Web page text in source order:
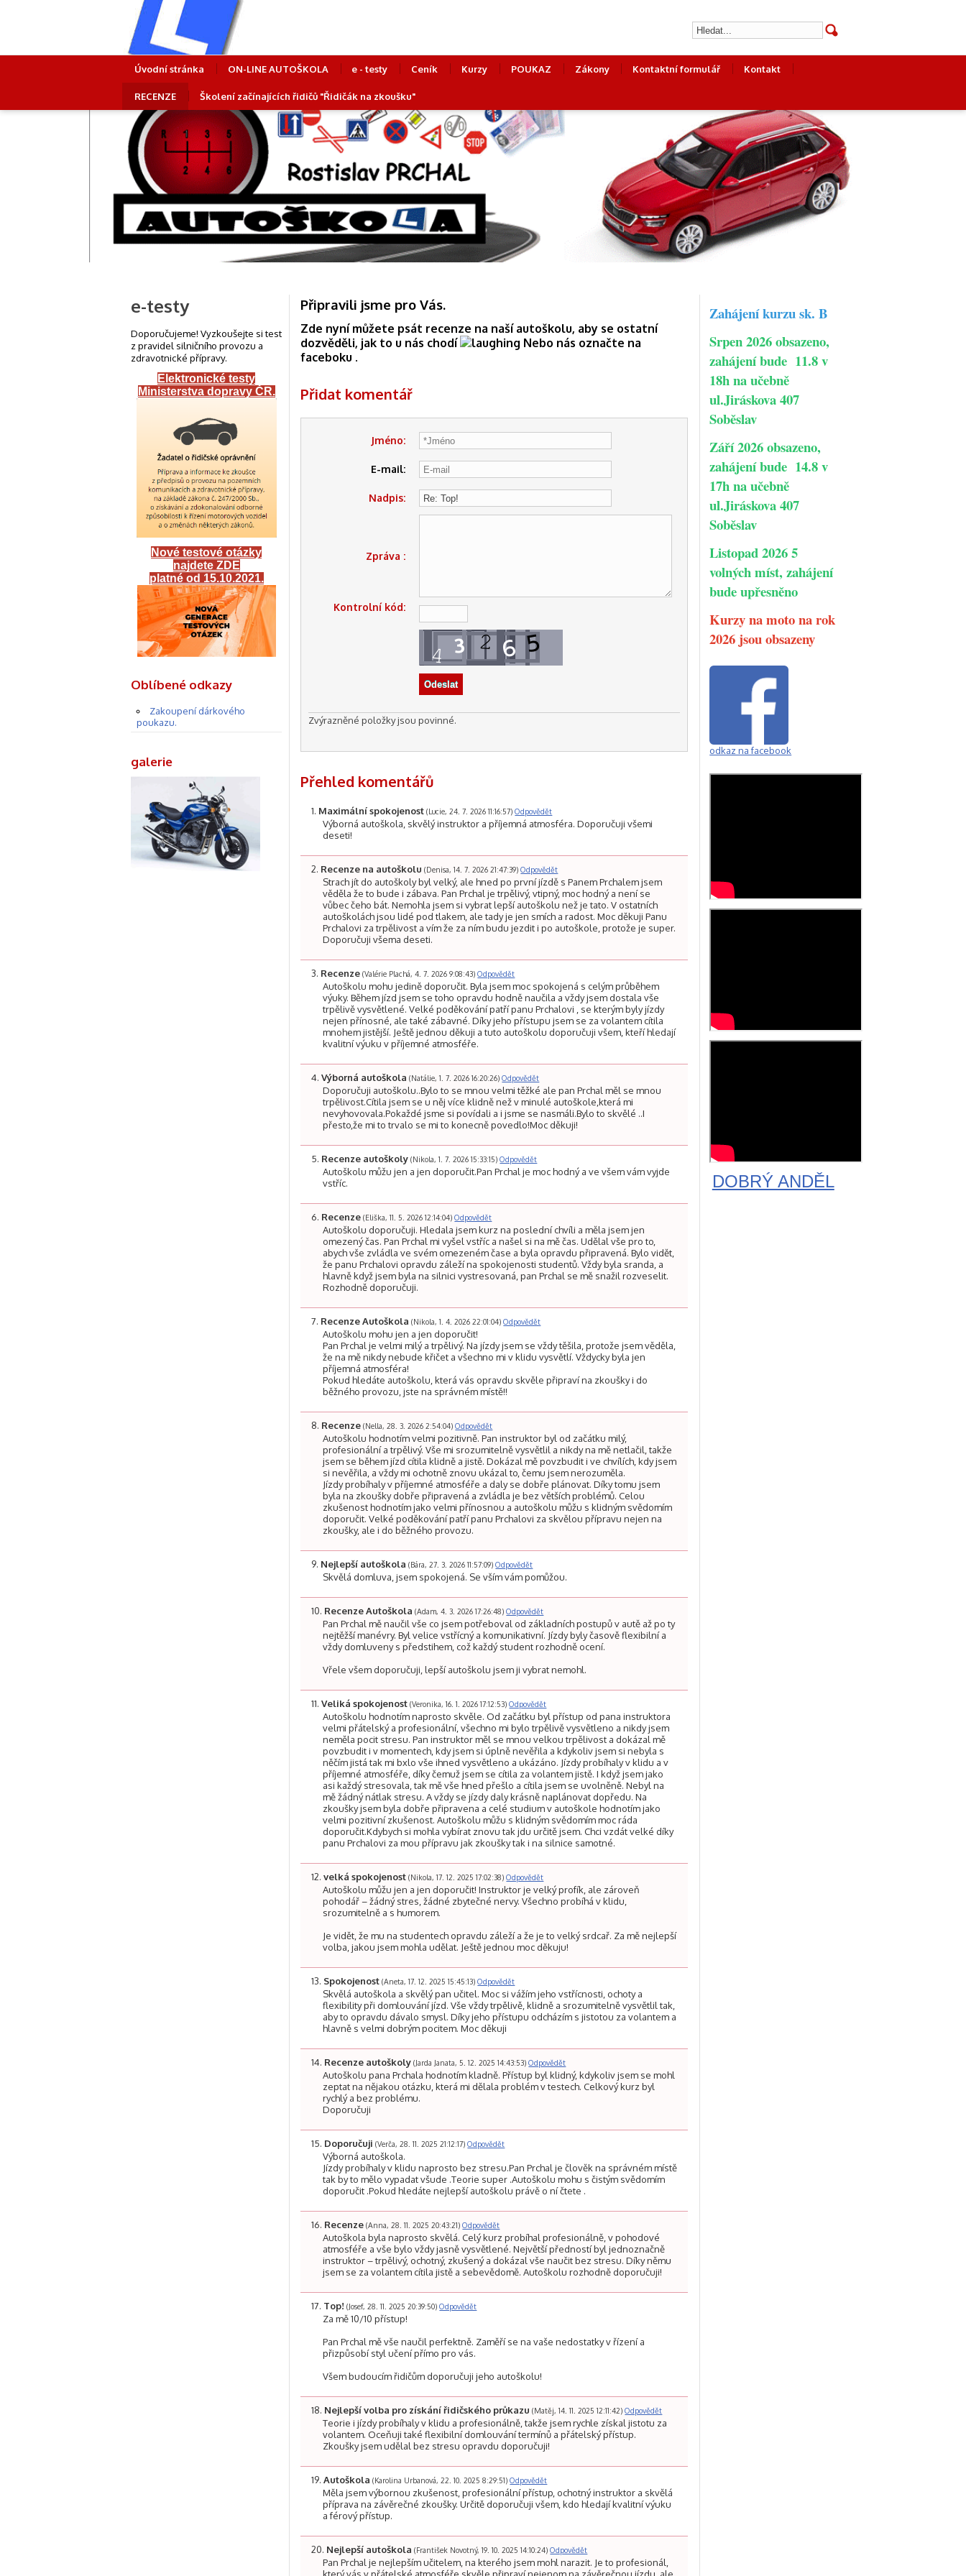
Úvodní stránka ON-LINE AUTOŠKOLA e - testy Ceník Kurzy POUKAZ Zákony Kontaktní formulář Kontakt
RECENZE Školení začínajících řidičů "Řidičák na zkoušku"
Připravili jsme pro Vás.
Zde nyní můžete psát recenze na naší autoškolu, aby se ostatní
dozvěděli, jak to u nás chodí
Nebo nás označte na
faceboku .
Přidat komentář
Jméno:
E-mail:
Nadpis:
Zpráva :
Kontrolní kód:
Zvýrazněné položky jsou povinné.
Přehled komentářů
Maximální spokojenost(Lucie, 24. 7. 2026 11:16:57) Odpovědět
Výborná autoškola, skvělý instruktor a příjemná atmosféra. Doporučuji všemi
deseti!
Recenze na autoškolu(Denisa, 14. 7. 2026 21:47:39) Odpovědět
Strach jít do autoškoly byl velký, ale hned po první jízdě s Panem Prchalem jsem
věděla že to bude i zábava. Pan Prchal je trpělivý, vtipný, moc hodný a není se
vůbec čeho bát. Nemohla jsem si vybrat lepší autoškolu než je tato. V ostatních
autoškolách jsou lidé pod tlakem, ale tady je jen smích a radost. Moc děkuji Panu
Prchalovi za trpělivost a vím že za ním budu jezdit i po autoškole, protože je super.
Doporučuji všema deseti.
Recenze(Valérie Plachá, 4. 7. 2026 9:08:43) Odpovědět
Autoškolu mohu jedině doporučit. Byla jsem moc spokojená s celým průběhem
výuky. Během jízd jsem se toho opravdu hodně naučila a vždy jsem dostala vše
trpělivě vysvětlené. Velké poděkování patří panu Prchalovi , se kterým byly jízdy
nejen přínosné, ale také zábavné. Díky jeho přístupu jsem se za volantem cítila
mnohem jistější. Ještě jednou děkuji a tuto autoškolu doporučuji všem, kteří hledají
kvalitní výuku v příjemné atmosféře.
Výborná autoškola(Natálie, 1. 7. 2026 16:20:26) Odpovědět
Doporučuji autoškolu..Bylo to se mnou velmi těžké ale pan Prchal měl se mnou
trpělivost.Cítila jsem se u něj více klidně než v minulé autoškole,která mi
nevyhovovala.Pokaždé jsme si povídali a i jsme se nasmáli.Bylo to skvělé ..I
přesto,že mi to trvalo se mi to konecně povedlo!Moc děkuji!
Recenze autoškoly(Nikola, 1. 7. 2026 15:33:15) Odpovědět
Autoškolu můžu jen a jen doporučit.Pan Prchal je moc hodný a ve všem vám vyjde
vstříc.
Recenze(Eliška, 11. 5. 2026 12:14:04) Odpovědět
Autoškolu doporučuji. Hledala jsem kurz na poslední chvíli a měla jsem jen
omezený čas. Pan Prchal mi vyšel vstříc a našel si na mě čas. Udělal vše pro to,
abych vše zvládla ve svém omezeném čase a byla opravdu připravená. Bylo vidět,
že panu Prchalovi opravdu záleží na spokojenosti studentů. Vždy byla sranda, a
hlavně když jsem byla na silnici vystresovaná, pan Prchal se mě snažil rozveselit.
Rozhodně doporučuji.
Recenze Autoškola(Nikola, 1. 4. 2026 22:01:04) Odpovědět
Autoškolu mohu jen a jen doporučit!
Pan Prchal je velmi milý a trpělivý. Na jízdy jsem se vždy těšila, protože jsem věděla,
že na mě nikdy nebude křičet a všechno mi v klidu vysvětlí. Vždycky byla jen
příjemná atmosféra!
Pokud hledáte autoškolu, která vás opravdu skvěle připraví na zkoušky i do
běžného provozu, jste na správném místě!!
Recenze(Nella, 28. 3. 2026 2:54:04) Odpovědět
Autoškolu hodnotím velmi pozitivně. Pan instruktor byl od začátku milý,
profesionální a trpělivý. Vše mi srozumitelně vysvětlil a nikdy na mě netlačil, takže
jsem se během jízd cítila klidně a jistě. Dokázal mě povzbudit i ve chvílích, kdy jsem
si nevěřila, a vždy mi ochotně znovu ukázal to, čemu jsem nerozuměla.
Jízdy probíhaly v příjemné atmosféře a daly se dobře plánovat. Díky tomu jsem
byla na zkoušky dobře připravená a zvládla je bez větších problémů. Celou
zkušenost hodnotím jako velmi přínosnou a autoškolu můžu s klidným svědomím
doporučit. Velké poděkování patří panu Prchalovi za skvělou přípravu nejen na
zkoušky, ale i do běžného provozu.
Nejlepší autoškola(Bára, 27. 3. 2026 11:57:09) Odpovědět
Skvělá domluva, jsem spokojená. Se vším vám pomůžou.
Recenze Autoškola(Adam, 4. 3. 2026 17:26:48) Odpovědět
Pan Prchal mě naučil vše co jsem potřeboval od základních postupů v autě až po ty
nejtěžší manévry. Byl velice vstřícný a komunikativní. Jízdy byly časově flexibilní a
vždy domluveny s předstihem, což každý student rozhodně ocení.
Vřele všem doporučuji, lepší autoškolu jsem ji vybrat nemohl.
Veliká spokojenost(Veronika, 16. 1. 2026 17:12:53) Odpovědět
Autoškolu hodnotím naprosto skvěle. Od začátku byl přístup od pana instruktora
velmi přátelský a profesionální, všechno mi bylo trpělivě vysvětleno a nikdy jsem
neměla pocit stresu. Pan instruktor měl se mnou velkou trpělivost a dokázal mě
povzbudit i v momentech, kdy jsem si úplně nevěřila a kdykoliv jsem si nebyla s
něčím jistá tak mi bxlo vše ihned vysvětleno a ukázáno. Jízdy probíhaly v klidu a v
příjemné atmosféře, díky čemuž jsem se cítila za volantem jistě. I když jsem jako
asi každý stresovala, tak mě vše hned přešlo a cítila jsem se uvolněně. Nebyl na
mě žádný nátlak stresu. A vždy se jízdy daly krásně naplánovat dopředu. Na
zkoušky jsem byla dobře připravena a celé studium v autoškole hodnotím jako
velmi pozitivní zkušenost. Autoškolu můžu s klidným svědomím moc ráda
doporučit.Kdybych si mohla vybírat znovu tak jdu určitě jsem. Chci vzdát velké díky
panu Prchalovi za mou přípravu jak zkoušky tak i na silnice samotné.
velká spokojenost(Nikola, 17. 12. 2025 17:02:38) Odpovědět
Autoškolu můžu jen a jen doporučit! Instruktor je velký profík, ale zároveň
pohodář – žádný stres, žádné zbytečné nervy. Všechno probíhá v klidu,
srozumitelně a s humorem.
Je vidět, že mu na studentech opravdu záleží a že je to velký srdcař. Za mě nejlepší
volba, jakou jsem mohla udělat. Ještě jednou moc děkuju!
Spokojenost(Aneta, 17. 12. 2025 15:45:13) Odpovědět
Skvělá autoškola a skvělý pan učitel. Moc si vážím jeho vstřícnosti, ochoty a
flexibility při domlouvání jízd. Vše vždy trpělivě, klidně a srozumitelně vysvětlil tak,
aby to opravdu dávalo smysl. Díky jeho přístupu odcházím s jistotou za volantem a
hlavně s velmi dobrým pocitem. Moc děkuji
Recenze autoškoly(Jarda Janata, 5. 12. 2025 14:43:53) Odpovědět
Autoškolu pana Prchala hodnotím kladně. Přístup byl klidný, kdykoliv jsem se mohl
zeptat na nějakou otázku, která mi dělala problém v testech. Celkový kurz byl
rychlý a bez problému.
Doporučuji
Doporučuji(Verča, 28. 11. 2025 21:12:17) Odpovědět
Výborná autoškola.
Jízdy probíhaly v klidu naprosto bez stresu.Pan Prchal je člověk na správném místě
tak by to mělo vypadat všude .Teorie super .Autoškolu mohu s čistým svědomím
doporučit .Pokud hledáte nejlepší autoškolu právě o ní čtete .
Recenze(Anna, 28. 11. 2025 20:43:21) Odpovědět
Autoškola byla naprosto skvělá. Celý kurz probíhal profesionálně, v pohodové
atmosféře a vše bylo vždy jasně vysvětlené. Největší předností byl jednoznačně
instruktor – trpělivý, ochotný, zkušený a dokázal vše naučit bez stresu. Díky němu
jsem se za volantem cítila jistě a sebevědomě. Autoškolu rozhodně doporučuji!
Top!(Josef, 28. 11. 2025 20:39:50) Odpovědět
Za mě 10/10 přístup!
Pan Prchal mě vše naučil perfektně. Zaměří se na vaše nedostatky v řízení a
přizpůsobí styl učení přímo pro vás.
Všem budoucím řidičům doporučuji jeho autoškolu!
Nejlepší volba pro získání řidičského průkazu(Matěj, 14. 11. 2025 12:11:42) Odpovědět
Teorie i jízdy probíhaly v klidu a profesionálně, takže jsem rychle získal jistotu za
volantem. Oceňuji také flexibilní domlouvání termínů a přátelský přístup.
Zkoušky jsem udělal bez stresu opravdu doporučuji!
Autoškola(Karolina Urbanová, 22. 10. 2025 8:29:51) Odpovědět
Měla jsem výbornou zkušenost, profesionální přístup, ochotný instruktor a skvělá
příprava na závěrečné zkoušky. Určitě doporučuji všem, kdo hledají kvalitní výuku
a férový přístup.
Nejlepší autoškola(František Novotný, 19. 10. 2025 14:10:24) Odpovědět
Pan Prchal je nejlepším učitelem, na kterého jsem mohl narazit. Je to profesionál,
Zahájení kurzu sk. B
Srpen 2026 obsazeno,
zahájení bude 11.8 v
18h na učebně
ul.Jiráskova 407
Soběslav
Září 2026 obsazeno,
zahájení bude 14.8 v
17h na učebně
ul.Jiráskova 407
Soběslav
Listopad 2026 5
volných míst, zahájení
bude upřesněno
Kurzy na moto na rok
2026 jsou obsazeny
odkaz na facebook
DOBRÝ ANDĚL
e-testy
Doporučujeme! Vyzkoušejte si test
z pravidel silničního provozu a
zdravotnické přípravy.
Elektronické testy
Ministerstva dopravy ČR.
Nové testové otázky
najdete ZDE
platné od 15.10.2021.
Oblíbené odkazy
Zakoupení dárkového
poukazu.
galerie